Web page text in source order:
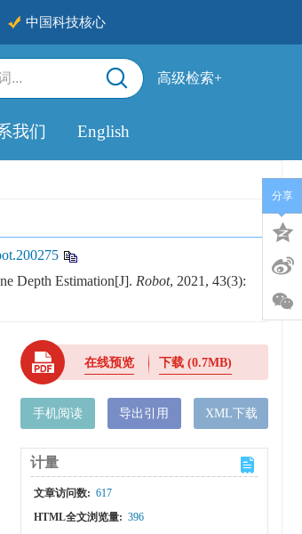
中国科技核心
我们 English
高级检索+
Depth Estimation[J]. Robot, 2021, 43(3):
在线预览 下载(0.7MB)
手机阅读 导出引用 XML下载
计量
文章访问数: 617
HTML全文浏览量: 396
分享